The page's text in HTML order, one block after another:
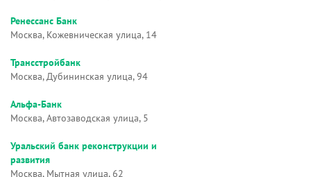
Ренессанс Банк
Москва, Кожевническая улица, 14
Трансстройбанк
Москва, Дубининская улица, 94
Альфа-Банк
Москва, Автозаводская улица, 5
Уральский банк реконструкции и
развития
Москва, Мытная улица, 62